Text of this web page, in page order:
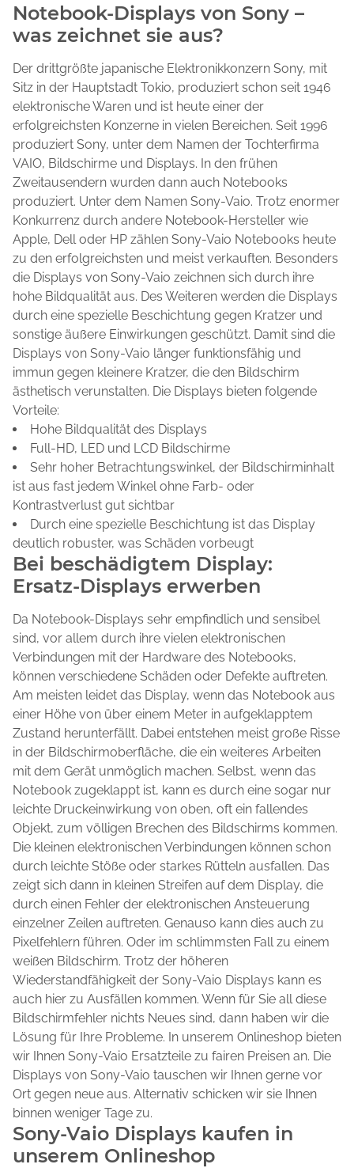
Notebook-Displays von Sony –
was zeichnet sie aus?
Der drittgrößte japanische Elektronikkonzern Sony, mit
Sitz in der Hauptstadt Tokio, produziert schon seit 1946
elektronische Waren und ist heute einer der
erfolgreichsten Konzerne in vielen Bereichen. Seit 1996
produziert Sony, unter dem Namen der Tochterfirma
VAIO, Bildschirme und Displays. In den frühen
Zweitausendern wurden dann auch Notebooks
produziert. Unter dem Namen Sony-Vaio. Trotz enormer
Konkurrenz durch andere Notebook-Hersteller wie
Apple, Dell oder HP zählen Sony-Vaio Notebooks heute
zu den erfolgreichsten und meist verkauften. Besonders
die Displays von Sony-Vaio zeichnen sich durch ihre
hohe Bildqualität aus. Des Weiteren werden die Displays
durch eine spezielle Beschichtung gegen Kratzer und
sonstige äußere Einwirkungen geschützt. Damit sind die
Displays von Sony-Vaio länger funktionsfähig und
immun gegen kleinere Kratzer, die den Bildschirm
ästhetisch verunstalten. Die Displays bieten folgende
Vorteile:
Hohe Bildqualität des Displays
Full-HD, LED und LCD Bildschirme
Sehr hoher Betrachtungswinkel, der Bildschirminhalt
ist aus fast jedem Winkel ohne Farb- oder
Kontrastverlust gut sichtbar
Durch eine spezielle Beschichtung ist das Display
deutlich robuster, was Schäden vorbeugt
Bei beschädigtem Display:
Ersatz-Displays erwerben
Da Notebook-Displays sehr empfindlich und sensibel
sind, vor allem durch ihre vielen elektronischen
Verbindungen mit der Hardware des Notebooks,
können verschiedene Schäden oder Defekte auftreten.
Am meisten leidet das Display, wenn das Notebook aus
einer Höhe von über einem Meter in aufgeklapptem
Zustand herunterfällt. Dabei entstehen meist große Risse
in der Bildschirmoberfläche, die ein weiteres Arbeiten
mit dem Gerät unmöglich machen. Selbst, wenn das
Notebook zugeklappt ist, kann es durch eine sogar nur
leichte Druckeinwirkung von oben, oft ein fallendes
Objekt, zum völligen Brechen des Bildschirms kommen.
Die kleinen elektronischen Verbindungen können schon
durch leichte Stöße oder starkes Rütteln ausfallen. Das
zeigt sich dann in kleinen Streifen auf dem Display, die
durch einen Fehler der elektronischen Ansteuerung
einzelner Zeilen auftreten. Genauso kann dies auch zu
Pixelfehlern führen. Oder im schlimmsten Fall zu einem
weißen Bildschirm. Trotz der höheren
Wiederstandfähigkeit der Sony-Vaio Displays kann es
auch hier zu Ausfällen kommen. Wenn für Sie all diese
Bildschirmfehler nichts Neues sind, dann haben wir die
Lösung für Ihre Probleme. In unserem Onlineshop bieten
wir Ihnen Sony-Vaio Ersatzteile zu fairen Preisen an. Die
Displays von Sony-Vaio tauschen wir Ihnen gerne vor
Ort gegen neue aus. Alternativ schicken wir sie Ihnen
binnen weniger Tage zu.
Sony-Vaio Displays kaufen in
unserem Onlineshop